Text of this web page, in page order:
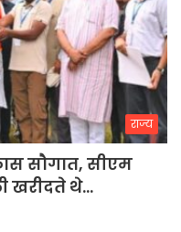
राज्य
सौगात, सीएम
खरीदते थे…